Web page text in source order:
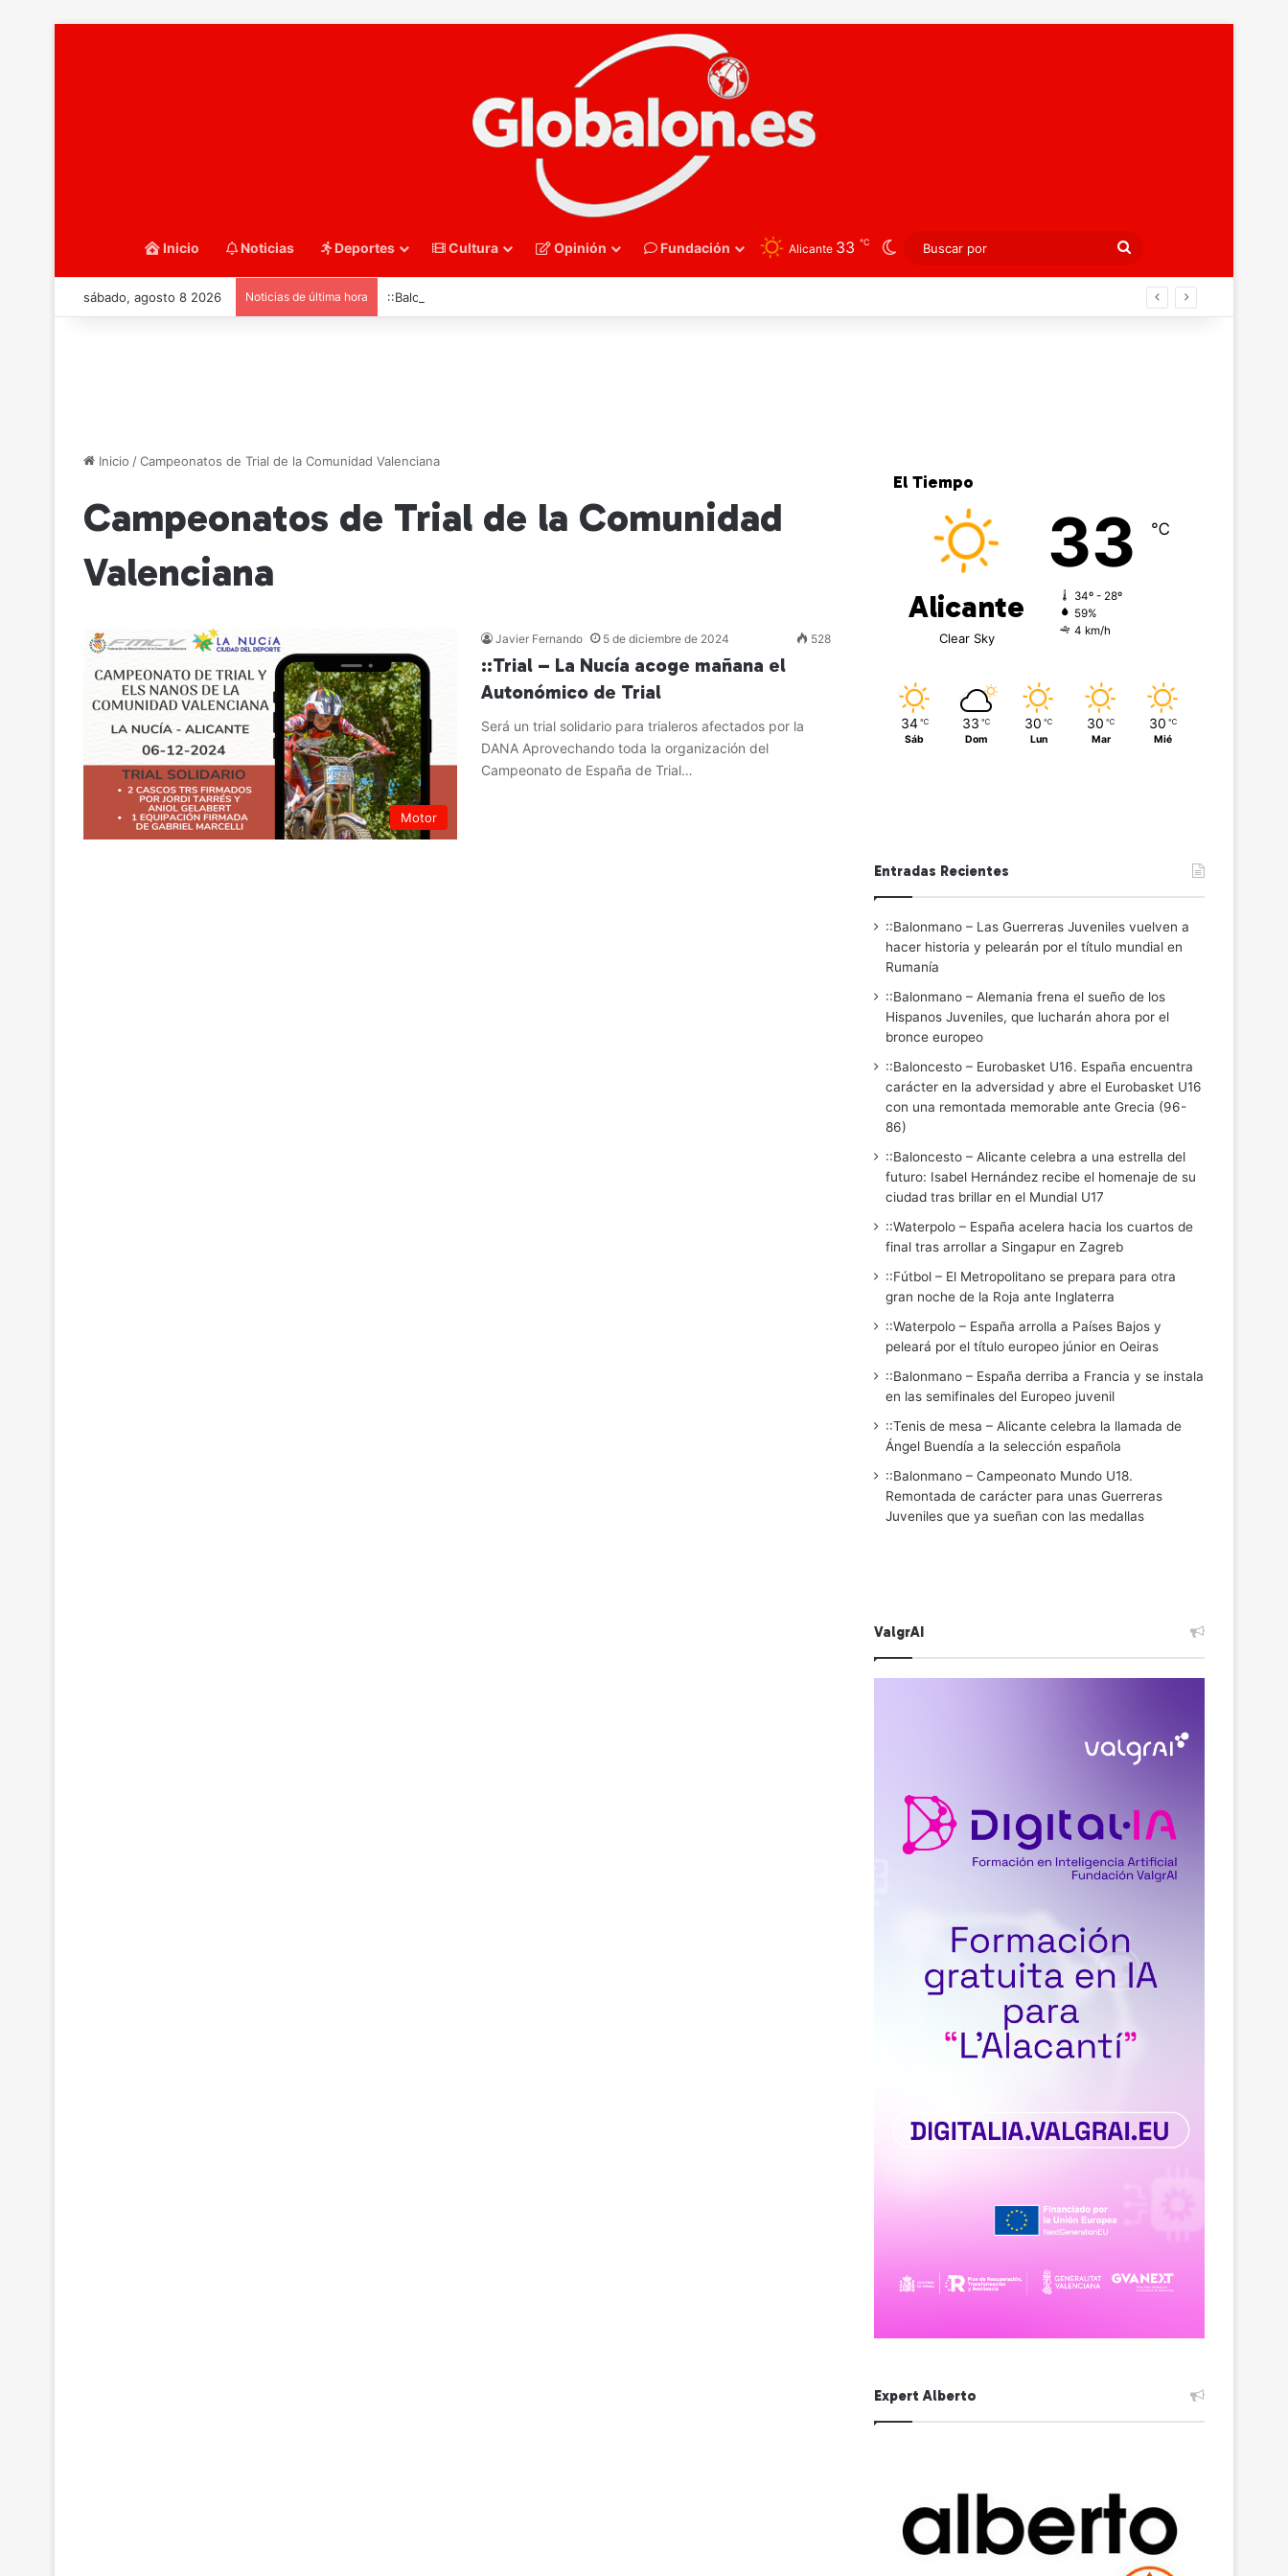
Inicio Noticias Deportes Cultura Opinión Fundación Alicante 33 ℃ Switch skin
Buscar
por
sábado, agosto 8 2026 Noticias de última hora ::Balonmano – Alemania frena el sueño de los Hispanos Juveniles, que lucharán ahora por el bronce europeo
Inicio /Campeonatos de Trial de la Comunidad Valenciana
Campeonatos de Trial de la Comunidad
Valenciana
Motor
Javier Fernando 5 de diciembre de 2024 528
::Trial – La Nucía acoge mañana el
Autonómico de Trial
Será un trial solidario para trialeros afectados por la
DANA Aprovechando toda la organización del
Campeonato de España de Trial…
El Tiempo
Alicante
Clear Sky
33 ℃
34º - 28º
59%
4 km/h
34 ℃
Sáb
33 ℃
Dom
30 ℃
Lun
30 ℃
Mar
30 ℃
Mié
Entradas Recientes
::Balonmano – Las Guerreras Juveniles vuelven a
hacer historia y pelearán por el título mundial en
Rumanía
::Balonmano – Alemania frena el sueño de los
Hispanos Juveniles, que lucharán ahora por el
bronce europeo
::Baloncesto – Eurobasket U16. España encuentra
carácter en la adversidad y abre el Eurobasket U16
con una remontada memorable ante Grecia (96-
86)
::Baloncesto – Alicante celebra a una estrella del
futuro: Isabel Hernández recibe el homenaje de su
ciudad tras brillar en el Mundial U17
::Waterpolo – España acelera hacia los cuartos de
final tras arrollar a Singapur en Zagreb
::Fútbol – El Metropolitano se prepara para otra
gran noche de la Roja ante Inglaterra
::Waterpolo – España arrolla a Países Bajos y
peleará por el título europeo júnior en Oeiras
::Balonmano – España derriba a Francia y se instala
en las semifinales del Europeo juvenil
::Tenis de mesa – Alicante celebra la llamada de
Ángel Buendía a la selección española
::Balonmano – Campeonato Mundo U18.
Remontada de carácter para unas Guerreras
Juveniles que ya sueñan con las medallas
ValgrAI
Expert Alberto